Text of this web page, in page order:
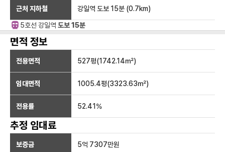
근처 지하철 강일역 도보 15분 (0.7km)
5호선 강일역 도보 15분
면적 정보
전용면적 527평(1742.14㎡)
임대면적 1005.4평(3323.63㎡)
전용률 52.41 %
추정 임대료
보증금 5억 7307만원